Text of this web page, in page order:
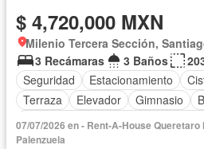
$ 4,720,000 MXN
Milenio Tercera Sección,
3 Recámaras
3 Baños
Seguridad
Estacionamiento
Terraza
Elevador Gimnasio
Acceso para personas con
Zona infantil
07/07/2026 en - Rent-A-House Queretaro
Palenzuela